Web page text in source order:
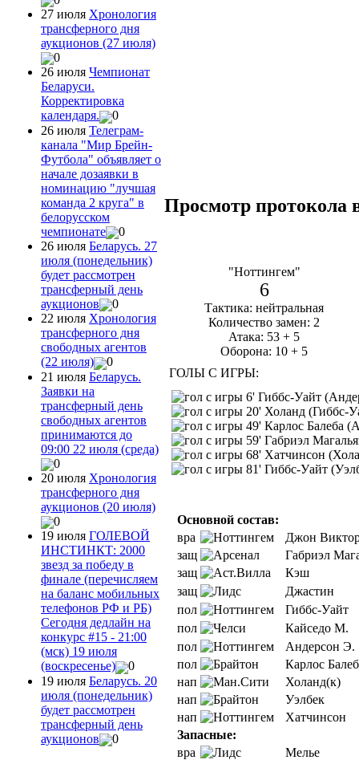
27 июля Хронология
трансферного дня
аукционов (27 июля)
0
26 июля Чемпионат
Беларуси.
Корректировка
календаря.
0
26 июля Телеграм-
канала "Мир Брейн-
Футбола" объявляет о
начале дозаявки в
номинацию "лучшая
команда 2 круга" в
белорусском
чемпионате
0
26 июля Беларусь. 27
июля (понедельник)
будет рассмотрен
трансферный день
аукционов
0
22 июля Хронология
трансферного дня
свободных агентов
(22 июля)
0
21 июля Беларусь.
Заявки на
трансферный день
свободных агентов
принимаются до
09:00 22 июля (среда)
0
20 июля Хронология
трансферного дня
аукционов (20 июля)
0
19 июля ГОЛЕВОЙ
ИНСТИНКТ: 2000
звезд за победу в
финале (перечисляем
на баланс мобильных
телефонов РФ и РБ)
Сегодня дедлайн на
конкурс #15 - 21:00
(мск) 19 июля
(воскресенье)
0
19 июля Беларусь. 20
июля (понедельник)
будет рассмотрен
трансферный день
аукционов
0
Просмотр протокола
"Ноттингем"
6
Тактика: нейтральная
Количество замен: 2
Атака: 53 + 5
Оборона: 10 + 5
ГОЛЫ С ИГРЫ:
6' Гиббс-Уайт
20' Холанд (Гиббс-
49' Карлос Балеба
59' Габриэл
68' Хатчинсон
81' Гиббс-Уайт
Основной состав:
вра
Джон
защ
Габриэл
защ
Кэш
защ
Джастин
пол
Гиббс-Уайт
пол
Кайседо М.
пол
Андерсон Э.
пол
Карлос
нап
Холанд(к)
нап
Уэлбек
нап
Хатчинсон
Запасные:
вра
Мелье